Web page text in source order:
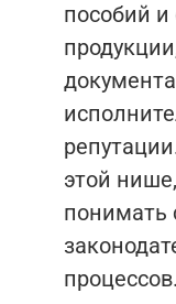
пособий
этой
понимать
процессов.